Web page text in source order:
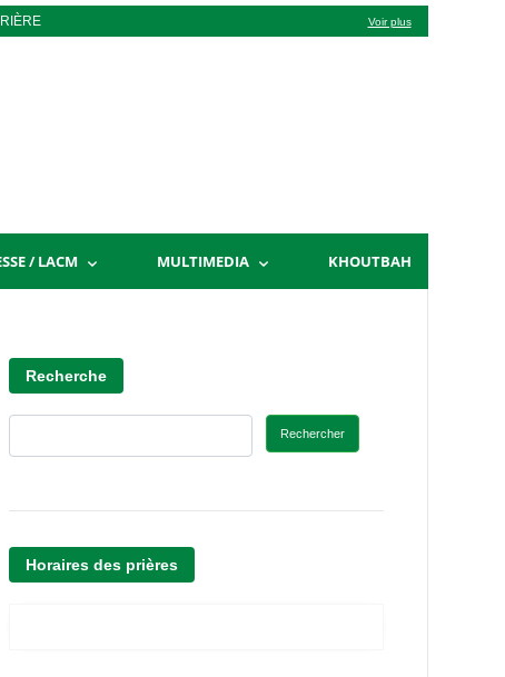
Voir plus
/ LACM MULTIMEDIA KHOUTBAH
Recherche
Rechercher
Horaires des prières